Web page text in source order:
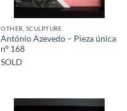
OTHER, SCULPTURE
António Azevedo – Pieza única
nº 168
SOLD